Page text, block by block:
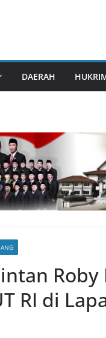
DAERAH
RI di